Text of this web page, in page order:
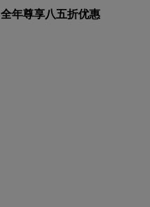
全年尊享八五折优惠